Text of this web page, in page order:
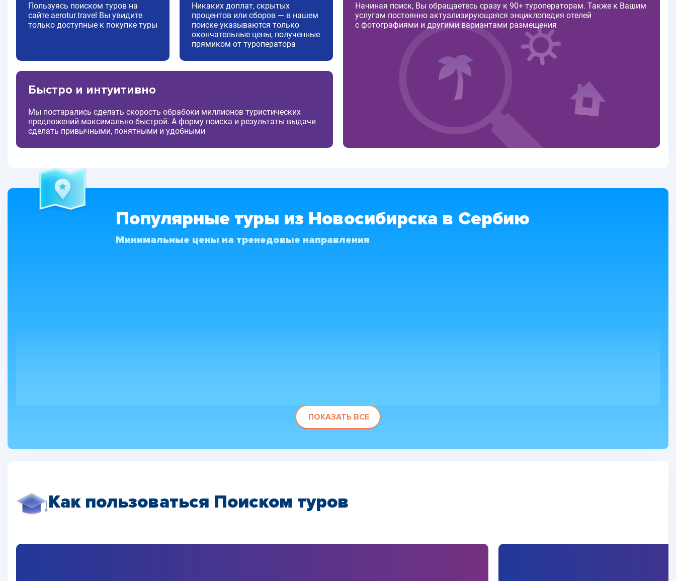
Пользуясь поиском туров на
сайте aerotur.travel Вы увидите
только доступные к покупке туры
Никаких доплат, скрытых
процентов или сборов — в нашем
поиске указываются только
окончательные цены, полученные
прямиком от туроператора
Быстро и интуитивно
Мы постарались сделать скорость обрабоки миллионов туристических
предложений максимально быстрой. А форму поиска и результаты выдачи
сделать привычными, понятными и удобными
Начиная поиск, Вы обращаетесь сразу к 90+ туроператорам. Также к Вашим
услугам постоянно актуализирующаяся энциклопедия отелей
с фотографиями и другими вариантами размещения
Популярные туры из Новосибирска в Сербию
Минимальные цены на тренедовые направления
ПОКАЗАТЬ ВСЕ
Как пользоваться Поиском туров